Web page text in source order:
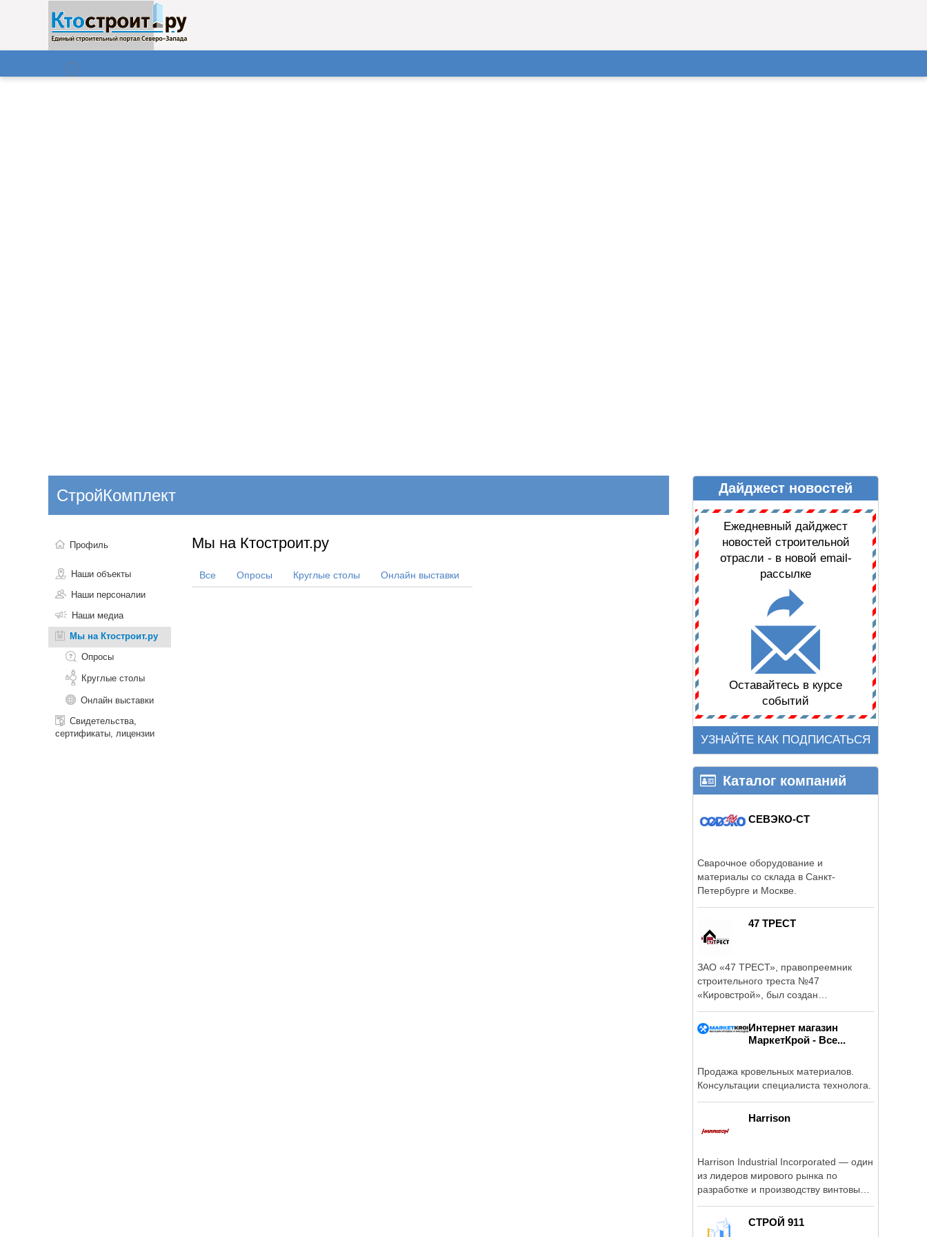
Поиск
НОВОСТИ ДАЙДЖЕСТ НОВОСТЕЙ
СтройКомплект
Профиль
Наши объекты
Наши персоналии
Наши медиа
Мы на Ктостроит.ру
Опросы
Круглые столы
Онлайн выставки
Свидетельства,
сертификаты, лицензии
Мы на Ктостроит.ру
Все Опросы Круглые столы Онлайн выставки
Дайджест новостей
Ежедневный дайджест
новостей строительной
отрасли - в новой email-
рассылке
Оставайтесь в курсе
событий
УЗНАЙТЕ КАК ПОДПИСАТЬСЯ
Каталог компаний
СЕВЭКО-СТ
Сварочное оборудование и
материалы со склада в Санкт-
Петербурге и Москве.
47 ТРЕСТ
ЗАО «47 ТРЕСТ», правопреемник
строительного треста №47
«Кировстрой», был создан
Интернет магазин
МаркетКрой - Все...
Продажа кровельных материалов.
Консультации специалиста технолога.
Harrison
Harrison Industrial Incorporated — один
из лидеров мирового рынка по
разработке и производству винтовых
СТРОЙ 911